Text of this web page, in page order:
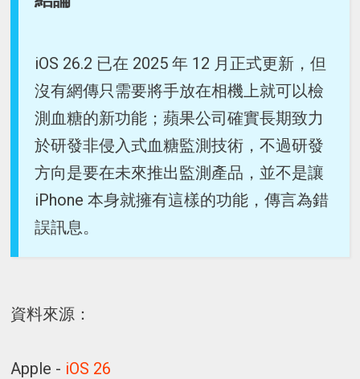
iOS 26.2 已在 2025 年 12 月正式更新，但
沒有網傳只需要將手放在相機上就可以檢
測血糖的新功能；蘋果公司確實長期致力
於研發非侵入式血糖監測技術，不過研發
方向是要在未來推出監測產品，並不是讓
iPhone 本身就擁有這樣的功能，傳言為錯
誤訊息。
資料來源：
Apple - iOS 26